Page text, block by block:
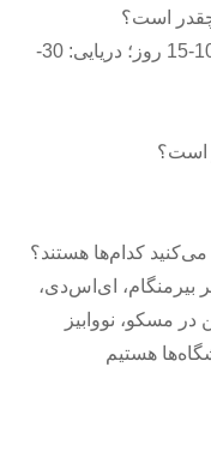
جواب 1: پست سریع: 7-10 روز؛ هوایی: 10-15 روز؛ دریایی: 30-
فیر بیرمنگام، ای‌اس‌دی،
در مسکو، نووابیز
هستیم